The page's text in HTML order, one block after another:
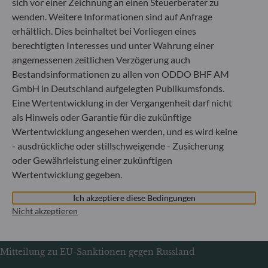
+49 (0) 69 920 50 0
Von der Bundesanstalt für Finanzdienstleistungsaufsicht
(„BaFin“) zugelassene und beaufsichtigte
Fondsverwaltungsgesellschaft
Handelsregister : HRB 11971 Amtsgericht Düsseldorf
ODDO BHF Asset Management LUX
6, rue Gabriel Lippmann
L-5365 Munsbach
Luxemburg
+352 45 76 76 245
Von der Luxemburger Commission de Surveillance du
Fondsverwaltungsgesellschaft, Handelsregisternummer: B
29891
Mitteilung zu EU-Sanktionen gegen Russland
wenden. Weitere Informationen sind auf Anfrage
erhältlich. Dies beinhaltet bei Vorliegen eines
berechtigten Interesses und unter Wahrung einer
angemessenen zeitlichen Verzögerung auch
Bestandsinformationen zu allen von ODDO BHF AM
GmbH in Deutschland aufgelegten Publikumsfonds.
Eine Wertentwicklung in der Vergangenheit darf nicht
als Hinweis oder Garantie für die zukünftige
Wertentwicklung angesehen werden, und es wird keine
- ausdrückliche oder stillschweigende - Zusicherung
oder Gewährleistung einer zukünftigen
Wertentwicklung gegeben.
Ich akzeptiere diese Bedingungen
Nicht akzeptieren